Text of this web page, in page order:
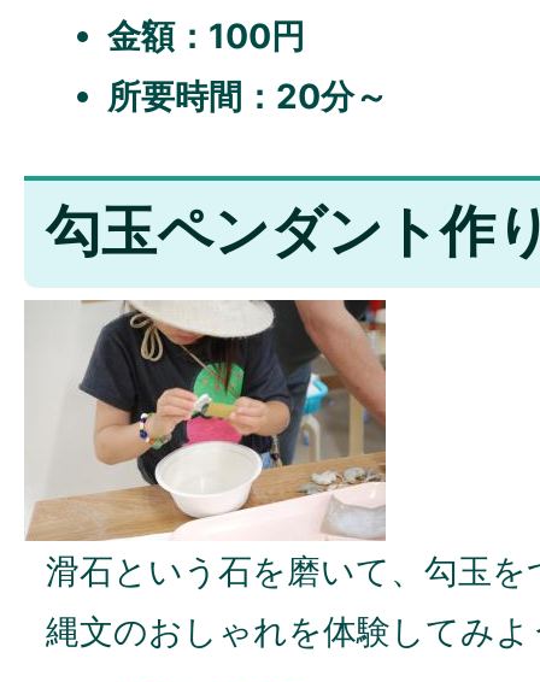
金額：100円
所要時間：20分～
勾玉ペンダント作
滑石という石を磨いて、勾玉を
縄文のおしゃれを体験してみよ